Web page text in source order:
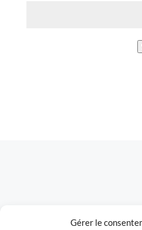
Gérer le
Tous les éléments du